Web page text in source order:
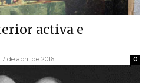
activa e
17 de abril de 2016 0